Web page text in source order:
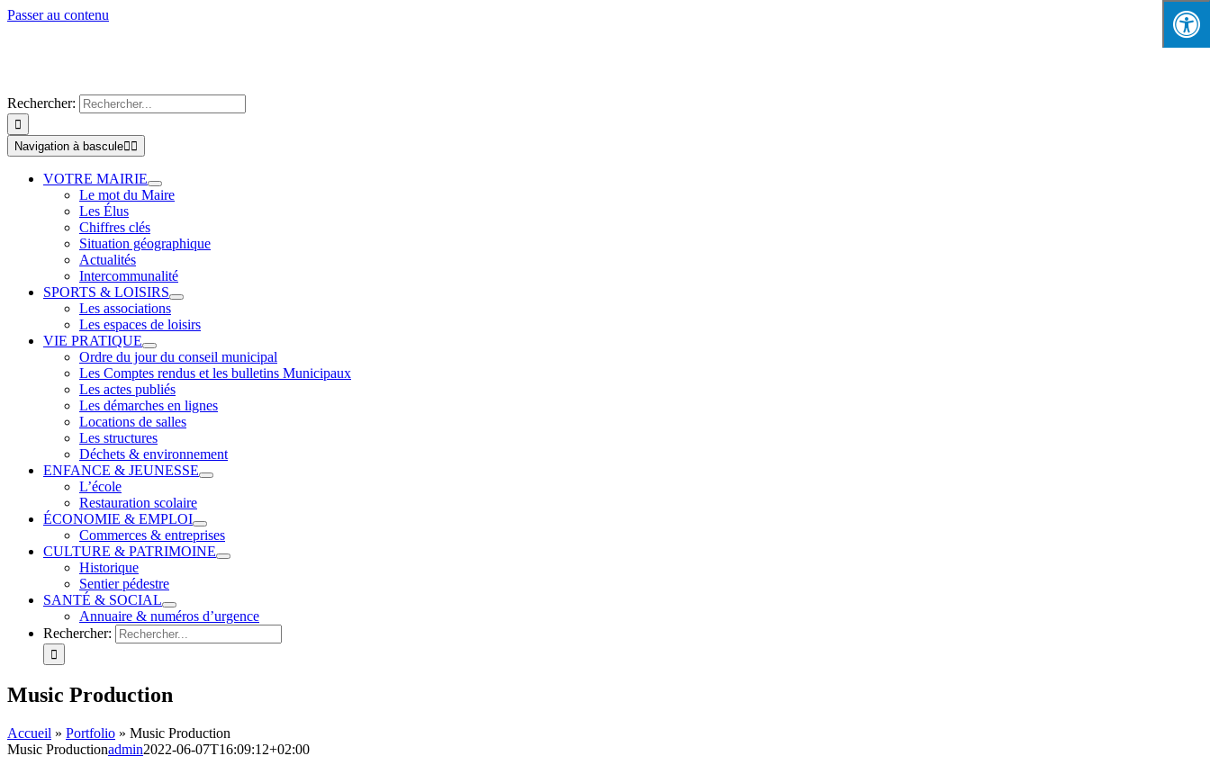
Passer au contenu
Rechercher:
Navigation à bascule
VOTRE MAIRIE
Le mot du Maire
Les Élus
Chiffres clés
Situation géographique
Actualités
Intercommunalité
SPORTS & LOISIRS
Les associations
Les espaces de loisirs
VIE PRATIQUE
Ordre du jour du conseil municipal
Les Comptes rendus et les bulletins Municipaux
Les actes publiés
Les démarches en lignes
Locations de salles
Les structures
Déchets & environnement
ENFANCE & JEUNESSE
L’école
Restauration scolaire
ÉCONOMIE & EMPLOI
Commerces & entreprises
CULTURE & PATRIMOINE
Historique
Sentier pédestre
SANTÉ & SOCIAL
Annuaire & numéros d’urgence
Rechercher:
Music Production
Accueil » Portfolio » Music Production
Music Productionadmin2022-06-07T16:09:12+02:00